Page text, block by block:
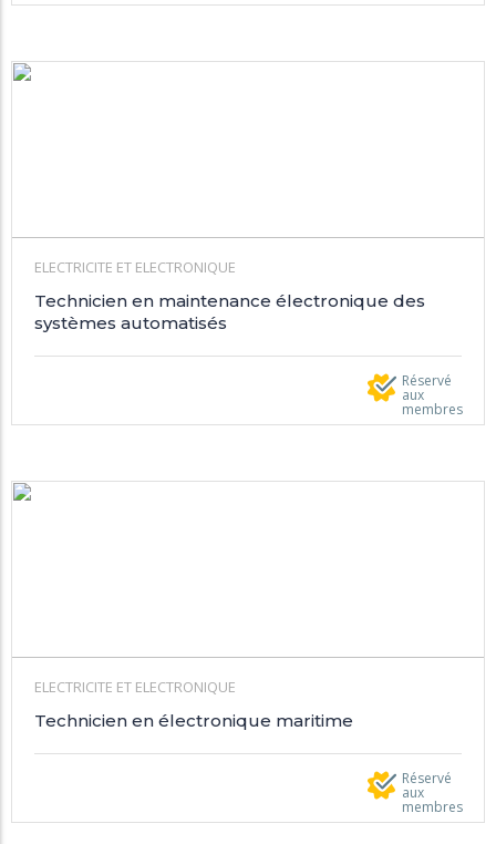
ELECTRICITE ET ELECTRONIQUE
Technicien en maintenance électronique des
systèmes automatisés
Réservé
aux
membres
ELECTRICITE ET ELECTRONIQUE
Technicien en électronique maritime
Réservé
aux
membres